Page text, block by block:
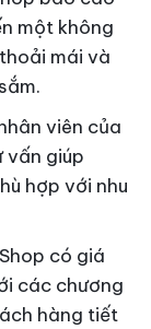
một không
mái và
viên của
vấn giúp
hợp với nhu
có giá
các chương
hàng tiết